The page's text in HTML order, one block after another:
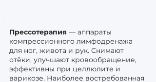
Прессотерапия — аппараты
компрессионного лимфодренажа
для ног, живота и рук. Снимают
отёки, улучшают кровообращение,
эффективны при целлюлите и
варикозе. Наиболее востребованная